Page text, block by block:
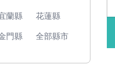
蘭縣 花蓮縣
門縣 全部縣市